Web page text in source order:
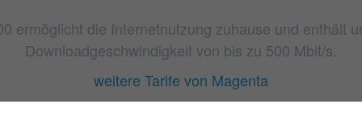
ermöglicht die Internetnutzung zuhause und enthält
Downloadgeschwindigkeit von bis zu 500 Mbit/s.
weitere Tarife von Magenta